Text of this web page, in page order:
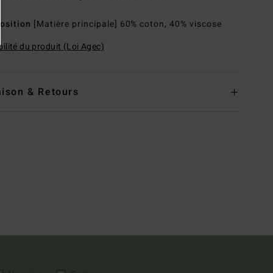
[Matière principale] 60% coton, 40% viscose
du produit (Loi Agec)
& Retours